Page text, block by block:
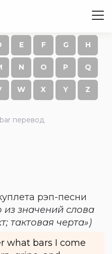
E F G H
N O P Q
W X Y Z
bar перевод
рэп-песни
значений слова
тактовая черта»)
what bars I come